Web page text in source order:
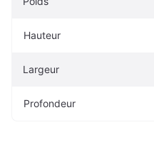
Hauteur
Largeur
Profondeur